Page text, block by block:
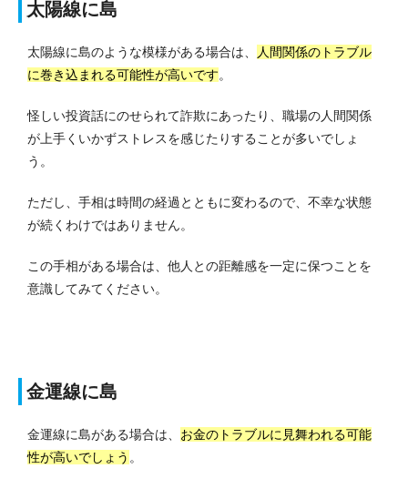
太陽線に島
太陽線に島のような模様がある場合は、
人間関係のトラブル
に巻き込まれる可能性が高いです。
怪しい投資話にのせられて詐欺にあったり、職場の人間関係
が上手くいかずストレスを感じたりすることが多いでしょ
う。
ただし、手相は時間の経過とともに変わるので、不幸な状態
が続くわけではありません。
この手相がある場合は、他人との距離感を一定に保つことを
意識してみてください。
金運線に島
金運線に島がある場合は、 お金のトラブルに見舞われる可能
性が高いでしょう 。